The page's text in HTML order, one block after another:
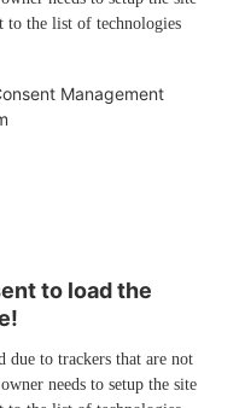
to the list of technologies
Management
to load the
due to trackers that are not
needs to setup the site